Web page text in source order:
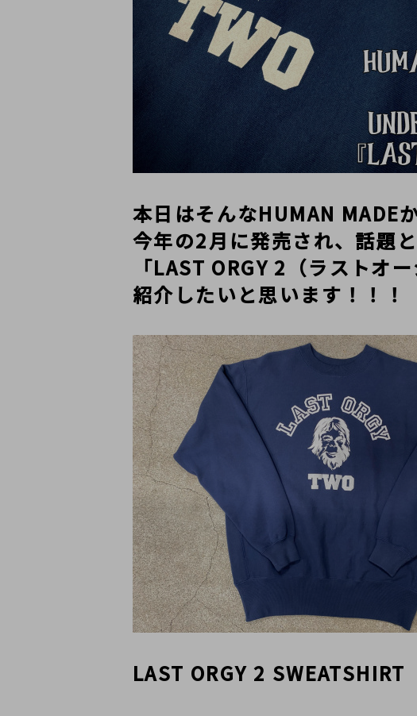
本日はそんなHUMAN MADEか
今年の2月に発売され、話題
「LAST ORGY 2（ラストオ
紹介したいと思います！！！
LAST ORGY 2 SWEATSHIRT